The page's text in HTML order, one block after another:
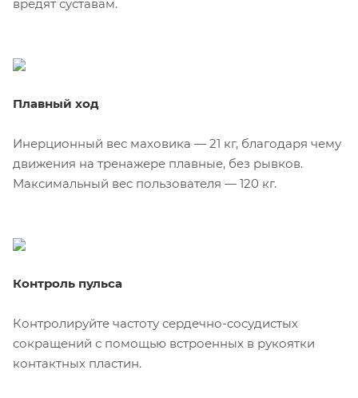
вредят суставам.
Плавный ход
Инерционный вес маховика — 21 кг, благодаря чему
движения на тренажере плавные, без рывков.
Максимальный вес пользователя — 120 кг.
Контроль пульса
Контролируйте частоту сердечно-сосудистых
сокращений с помощью встроенных в рукоятки
контактных пластин.